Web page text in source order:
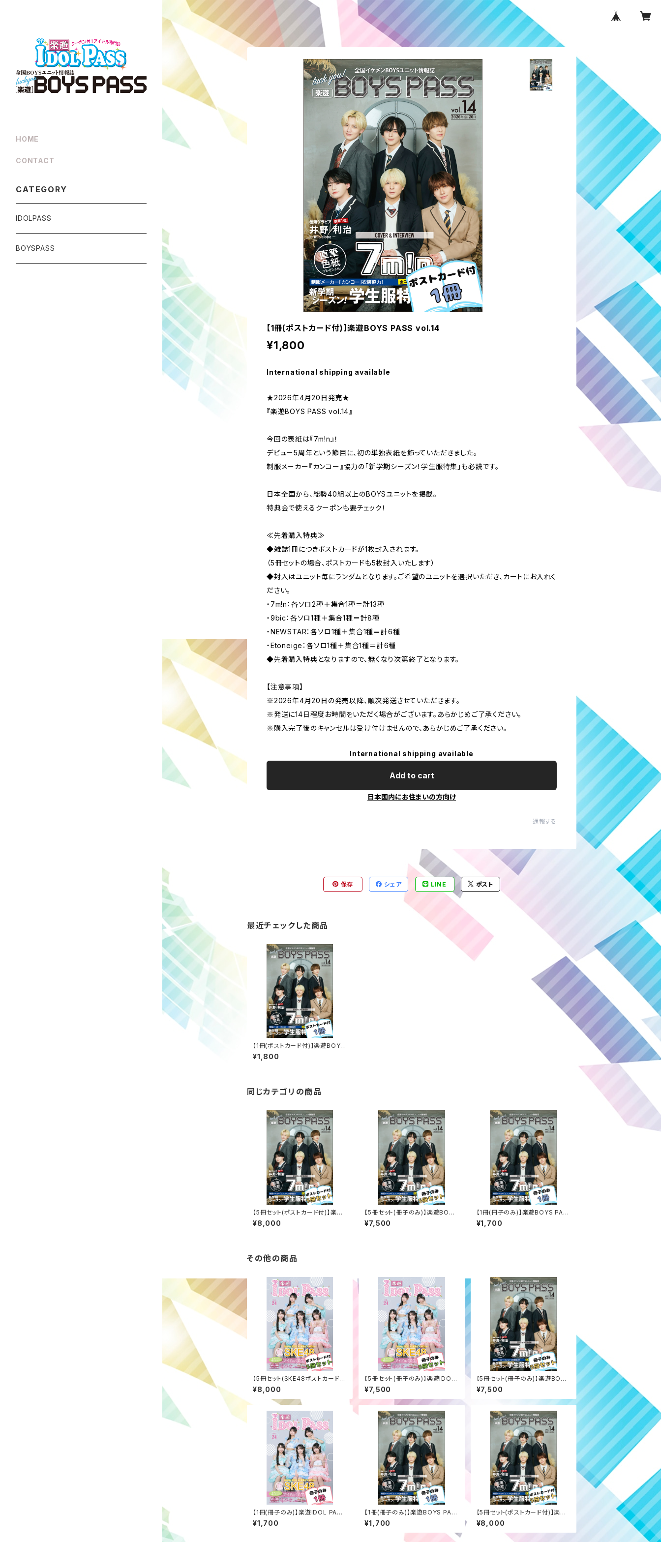
【1冊(ポストカード付)】楽遊BOYS PASS vol.14
¥1,800
International shipping available
★2026年4月20日発売★
『楽遊BOYS PASS vol.14』
今回の表紙は『7m!n』！
デビュー5周年という節目に、初の単独表紙を飾っていただきました。
制服メーカー『カンコー』協力の「新学期シーズン！学生服特集」も必読です。
日本全国から、総勢40組以上のBOYSユニットを掲載。
特典会で使えるクーポンも要チェック！
≪先着購入特典≫
◆雑誌1冊につきポストカードが1枚封入されます。
（5冊セットの場合、ポストカードも5枚封入いたします）
◆封入はユニット毎にランダムとなります。ご希望のユニットを選択いただき、カートにお入れく
ださい。
・7m!n：各ソロ2種＋集合1種＝計13種
・9bic：各ソロ1種＋集合1種＝計8種
・NEWSTAR：各ソロ1種＋集合1種＝計6種
・Etoneige：各ソロ1種＋集合1種＝計6種
◆先着購入特典となりますので、無くなり次第終了となります。
【注意事項】
※2026年4月20日の発売以降、順次発送させていただきます。
※発送に14日程度お時間をいただく場合がございます。あらかじめご了承ください。
※購入完了後のキャンセルは受け付けませんので、あらかじめご了承ください。
International shipping available
Add to cart
日本国内にお住まいの方向け
通報する
保存 シェア LINE ポスト
最近チェックした商品
【1冊(ポストカード付)】楽遊BOYS
PASS vol.14
¥1,800
同じカテゴリの商品
【5冊セット(ポストカード付)】楽遊
BOYS PASS vol.14
¥8,000
【5冊セット(冊子のみ)】楽遊BOYS
PASS vol.14
¥7,500
【1冊(冊子のみ)】楽遊BOYS PAS
S vol.14
¥1,700
その他の商品
【5冊セット(SKE48ポストカード
付)】楽遊IDOL PASS vol.24
¥8,000
【5冊セット(冊子のみ)】楽遊IDOL
PASS vol.24
¥7,500
【5冊セット(冊子のみ)】楽遊BOYS
PASS vol.14
¥7,500
【1冊(冊子のみ)】楽遊IDOL PASS
vol.24
¥1,700
【1冊(冊子のみ)】楽遊BOYS PAS
S vol.14
¥1,700
【5冊セット(ポストカード付)】楽遊
BOYS PASS vol.14
¥8,000
HOME
CONTACT
CATEGORY
IDOLPASS
BOYSPASS